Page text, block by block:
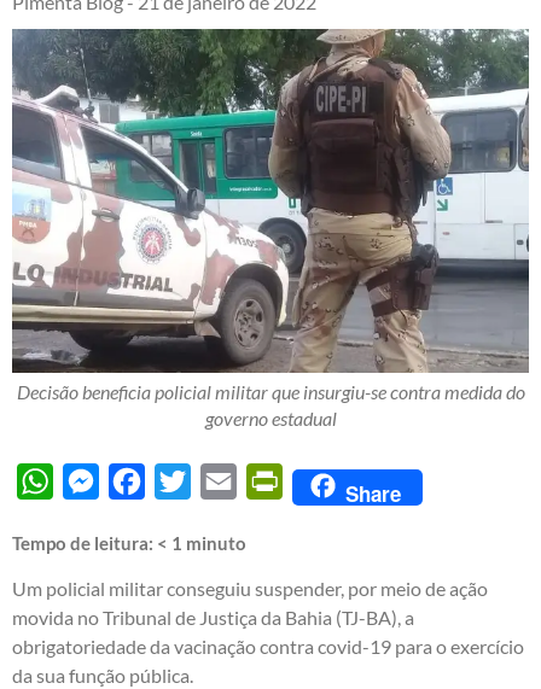
Decisão beneficia policial militar que insurgiu-se contra medida do
governo estadual
WhatsAppMessengerFacebook
Twitter Email PrintFriendly
Share
Tempo de leitura: < 1 minuto
Um policial militar conseguiu suspender, por meio de ação
movida no Tribunal de Justiça da Bahia (TJ-BA), a
obrigatoriedade da vacinação contra covid-19 para o exercício
da sua função pública.